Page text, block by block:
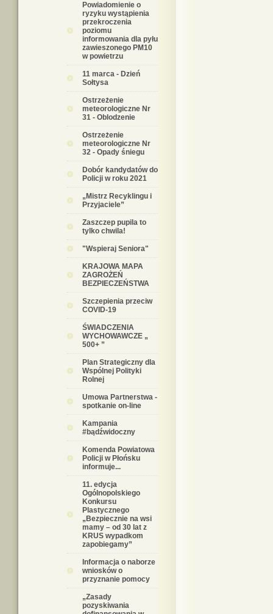
Powiadomienie o
ryzyku wystąpienia
przekroczenia
poziomu
informowania dla pyłu
zawieszonego PM10
w powietrzu
11 marca - Dzień
Sołtysa
Ostrzeżenie
meteorologiczne Nr
31 - Oblodzenie
Ostrzeżenie
meteorologiczne Nr
32 - Opady śniegu
Dobór kandydatów do
Policji w roku 2021
„Mistrz Recyklingu i
Przyjaciele”
Zaszczep pupila to
tylko chwila!
"Wspieraj Seniora"
KRAJOWA MAPA
ZAGROŻEŃ
BEZPIECZEŃSTWA
Szczepienia przeciw
COVID-19
ŚWIADCZENIA
WYCHOWAWCZE „
500+ ”
Plan Strategiczny dla
Wspólnej Polityki
Rolnej
Umowa Partnerstwa -
spotkanie on-line
Kampania
#bądźwidoczny
Komenda Powiatowa
Policji w Płońsku
informuje...
11. edycja
Ogólnopolskiego
Konkursu
Plastycznego
„Bezpiecznie na wsi
mamy – od 30 lat z
KRUS wypadkom
zapobiegamy”
Informacja o naborze
wniosków o
przyznanie pomocy
„Zasady
pozyskiwania